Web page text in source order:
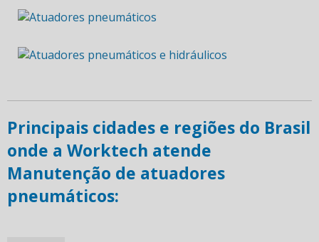
Principais cidades e regiões do Brasil
onde a Worktech atende
Manutenção de atuadores
pneumáticos: